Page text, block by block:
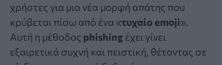
χρήστες για μια νέα μορφή απάτης που
κρύβεται πίσω από ένα «τυχαίο emoji».
Αυτή η μέθοδος phishing έχει γίνει
εξαιρετικά συχνή και πειστική, θέτοντας σε